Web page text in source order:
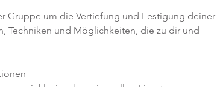
Gruppe um die Vertiefung und Festigung deiner
Techniken und Möglichkeiten, die zu dir und